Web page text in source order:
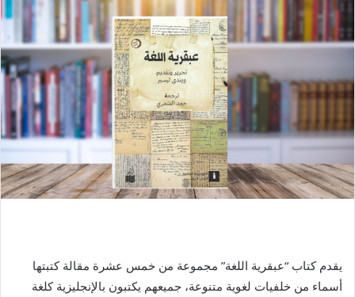
يقدم كتاب “عبقرية اللغة” مجموعة من خمس عشرة مقالة كتبتها
أسماء من خلفيات لغوية متنوعة، جميعهم يكتبون بالإنجليزية كلغة